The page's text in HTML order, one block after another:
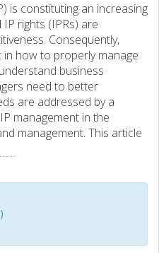
is constituting an increasing
rights (IPRs) are
Consequently,
how to properly manage
business
need to better
are addressed by a
management in the
management. This article
aim to provide IP law
with an overview
how to move forward in
conclusion is that
growing, but has too little